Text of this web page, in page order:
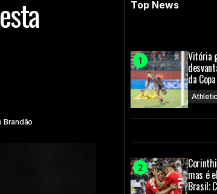
Brandão
Top News
Vitória
da
mas é
Brasil;